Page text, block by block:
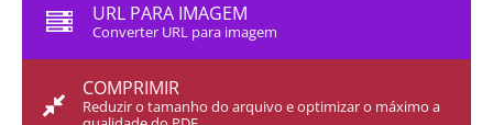
URL PARA IMAGEM
Converter URL para imagem
COMPRIMIR
Reduzir o tamanho do arquivo e optimizar o máximo a